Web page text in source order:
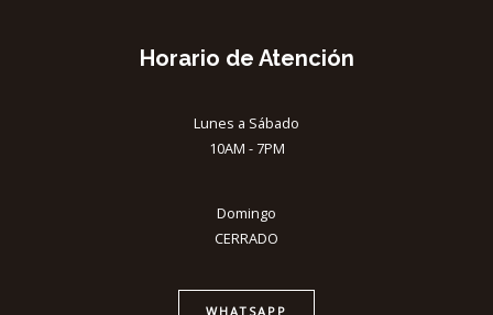
Horario de Atención
Lunes a Sábado
10AM - 7PM
Domingo
CERRADO
WHATSAPP